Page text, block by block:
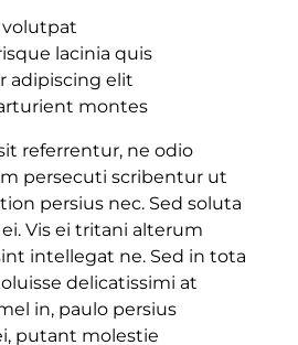
volutpat
lacinia quis
adipiscing elit
montes
referrentur, ne odio
persecuti scribentur ut
persius nec. Sed soluta
Vis ei tritani alterum
intellegat ne. Sed in tota
delicatissimi at
in, paulo persius
putant molestie